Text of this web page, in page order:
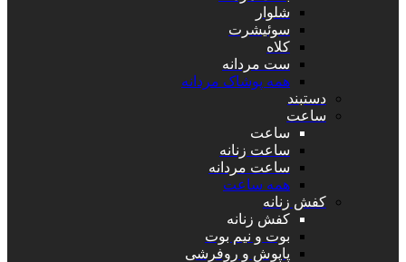
شلوار
سوئیشرت
کلاه
ست مردانه
همه پوشاک مردانه
دستبند
ساعت
ساعت
ساعت زنانه
ساعت مردانه
همه ساعت
کفش زنانه
کفش زنانه
بوت و نیم بوت
پاپوش و روفرشی